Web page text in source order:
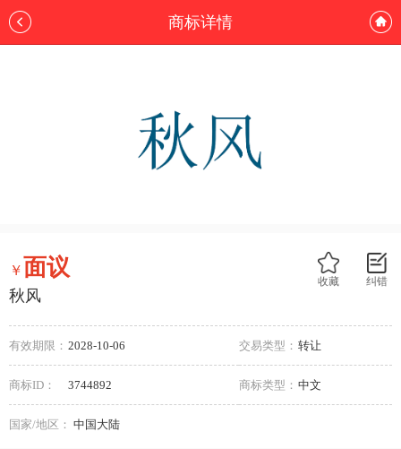
商标详情
纠错
收藏
￥面议
秋风
有效期限： 2028-10-06 交易类型： 转让
商标ID： 3744892 商标类型： 中文
国家/地区： 中国大陆